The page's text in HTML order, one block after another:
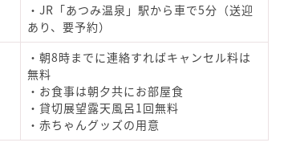
・JR「あつみ温泉」駅から車で5分（送迎
あり、要予約）
・朝8時までに連絡すればキャンセル料は
無料
・お食事は朝夕共にお部屋食
・貸切展望露天風呂1回無料
・赤ちゃんグッズの用意